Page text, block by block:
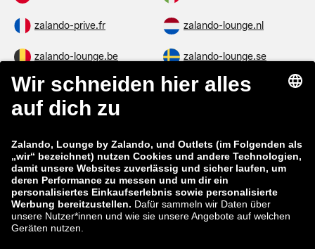
zalando-prive.fr zalando-lounge.nl
zalando-lounge.be zalando-lounge.se
zalando-lounge.fi zalando-lounge.dk
zalando-lounge.co.uk
zalando-prive.es zalando-lounge.cz
zalando-lounge.lt zalando-lounge.sk
zalando-lounge.ro zalando-lounge.hr